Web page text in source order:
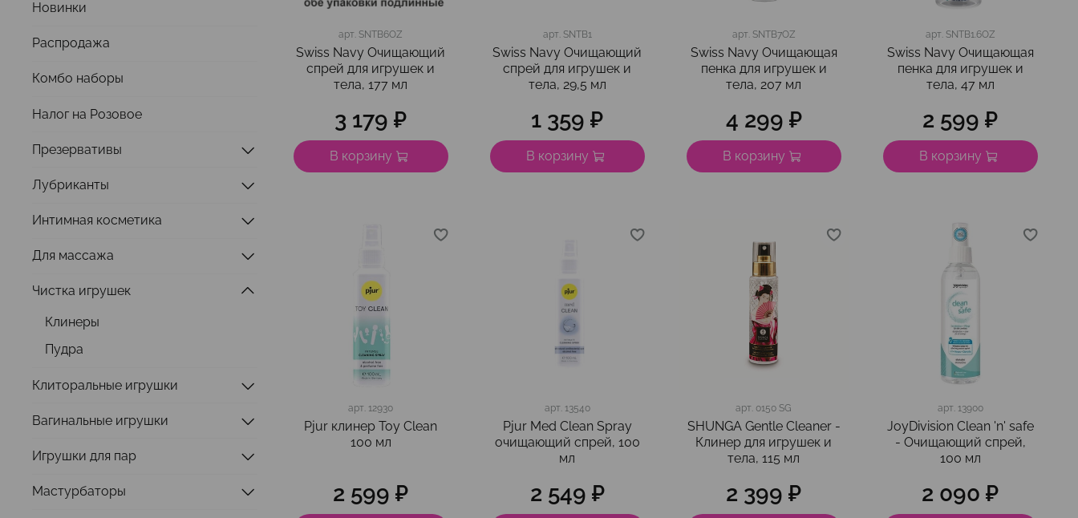
арт.SNTB6OZ
Swiss Navy Очищающий
спрей для игрушек и
тела, 177 мл
3 179 ₽
В корзину
арт. SNTB1
Swiss Navy Очищающий
спрей для игрушек и
тела, 29,5 мл
1 359 ₽
В корзину
арт. SNTB7OZ
Swiss Navy Очищающая
пенка для игрушек и
тела, 207 мл
4 299 ₽
В корзину
арт. SNTB1.6OZ
Swiss Navy Очищающая
пенка для игрушек и
тела, 47 мл
2 599 ₽
В корзину
арт.12930
Pjur клинер Toy Clean
100 мл
2 599 ₽
арт. 13540
Pjur Med Clean Spray
очищающий спрей, 100
мл
2 549 ₽
арт. 0150 SG
SHUNGA Gentle Cleaner -
Клинер для игрушек и
тела, 115 мл
2 399 ₽
арт. 13900
JoyDivision Clean 'n' safe
- Очищающий спрей,
100 мл
2 090 ₽
Новинки
Распродажа
Комбо наборы
Налог на Розовое
Презервативы
Лубриканты
Интимная косметика
Для массажа
Чистка игрушек
Клинеры
Пудра
Клиторальные игрушки
Вагинальные игрушки
Игрушки для пар
Мастурбаторы